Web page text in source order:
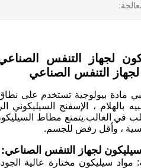
لجهاز التنفس
التنفس الصناعي
مادة بيولوجية تستخدم على
بالهلام ، الإسفنج
في الغالب.يتمتع مطاط
، وأقل رفض للجسم.
لجهاز التنفس الصناعي:
مواد سيليكون مختارة عالية